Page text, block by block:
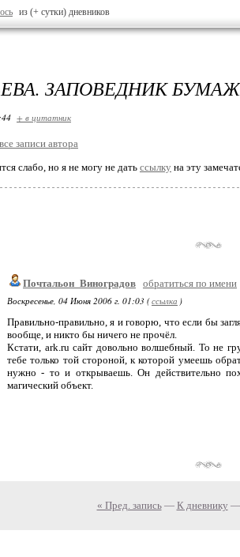
из (+ сутки) дневников
ЗАПОВЕДНИК
+ в цитатник
все записи автора
слабо, но я не могу не дать ссылку на эту
Почтальон_Виноградов обратиться по имени
Воскресенье, 04 Июня 2006 г. 01:03 (ссылка )
Правильно-правильно, я и говорю, что если бы
вообще, и никто бы ничего не прочёл.
Кстати, ark.ru сайт довольно волшебный. То не
тебе только той стороной, к которой умеешь
нужно - то и открываешь. Он действительно
магический объект.
« Пред. запись— К дневнику —